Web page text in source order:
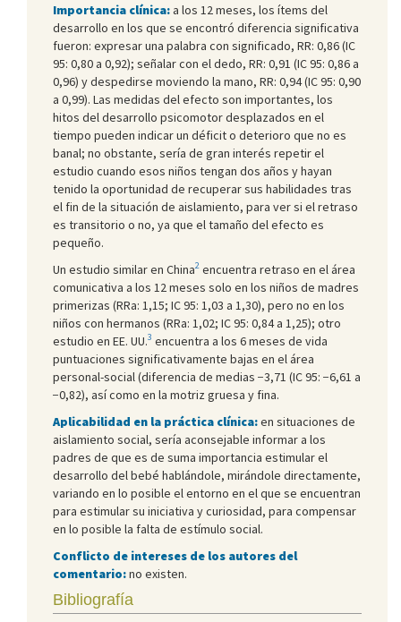
Importancia clínica:a los 12 meses, los ítems del
desarrollo en los que se encontró diferencia significativa
fueron: expresar una palabra con significado, RR: 0,86 (IC
95: 0,80 a 0,92); señalar con el dedo, RR: 0,91 (IC 95: 0,86 a
0,96) y despedirse moviendo la mano, RR: 0,94 (IC 95: 0,90
a 0,99). Las medidas del efecto son importantes, los
hitos del desarrollo psicomotor desplazados en el
tiempo pueden indicar un déficit o deterioro que no es
banal; no obstante, sería de gran interés repetir el
estudio cuando esos niños tengan dos años y hayan
tenido la oportunidad de recuperar sus habilidades tras
el fin de la situación de aislamiento, para ver si el retraso
es transitorio o no, ya que el tamaño del efecto es
pequeño.
Un estudio similar en China2 encuentra retraso en el área
comunicativa a los 12 meses solo en los niños de madres
primerizas (RRa: 1,15; IC 95: 1,03 a 1,30), pero no en los
niños con hermanos (RRa: 1,02; IC 95: 0,84 a 1,25); otro
estudio en EE. UU.3 encuentra a los 6 meses de vida
puntuaciones significativamente bajas en el área
personal-social (diferencia de medias −3,71 (IC 95: −6,61 a
−0,82), así como en la motriz gruesa y fina.
Aplicabilidad en la práctica clínica:en situaciones de
aislamiento social, sería aconsejable informar a los
padres de que es de suma importancia estimular el
desarrollo del bebé hablándole, mirándole directamente,
variando en lo posible el entorno en el que se encuentran
para estimular su iniciativa y curiosidad, para compensar
en lo posible la falta de estímulo social.
Conflicto de intereses de los autores del
comentario:no existen.
Bibliografía